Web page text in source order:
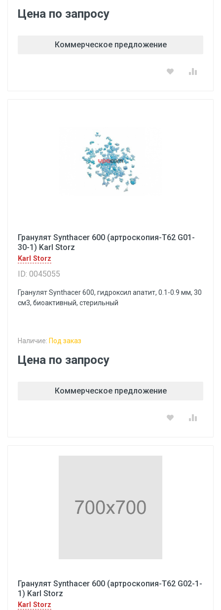
Цена по запросу
Коммерческое предложение
Гранулят Synthacer 600 (артроскопия-Т62 G01-
30-1) Karl Storz
Karl Storz
ID: 0045055
Гранулят Synthacer 600, гидроксил апатит, 0.1-0.9 мм, 30
см3, биоактивный, стерильный
Наличие: Под заказ
Цена по запросу
Коммерческое предложение
Гранулят Synthacer 600 (артроскопия-Т62 G02-1-
1) Karl Storz
Karl Storz